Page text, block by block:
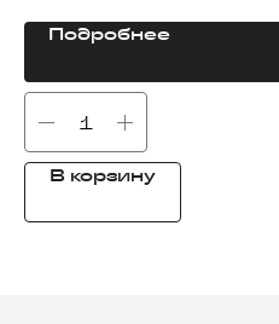
Подробнее
В корзину